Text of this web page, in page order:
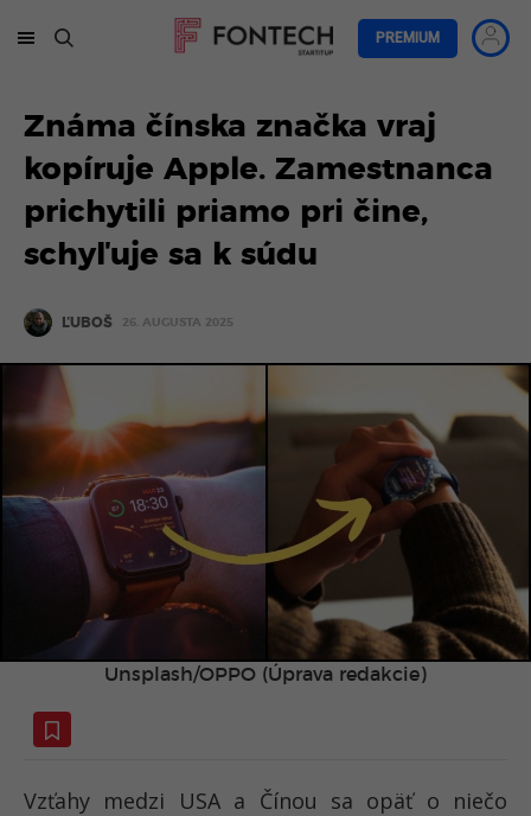
PREMIUM
Známa čínska značka vraj
kopíruje Apple. Zamestnanca
prichytili priamo pri čine,
schyľuje sa k súdu
ĽUBOŠ 26. AUGUSTA 2025
Unsplash/OPPO (Úprava redakcie)
Vzťahy medzi USA a Čínou sa opäť o niečo